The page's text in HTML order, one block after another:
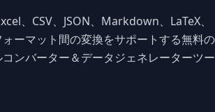
、CSV、JSON、Markdown、LaTeX、
ーマット間の変換をサポートする無料の
ンバーター＆データジェネレーターツー